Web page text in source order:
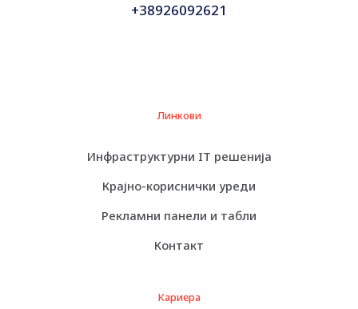
+38926092621
Линкови
Инфраструктурни IT решенија
Крајно-кориснички уреди
Рекламни панели и табли
Контакт
Кариера